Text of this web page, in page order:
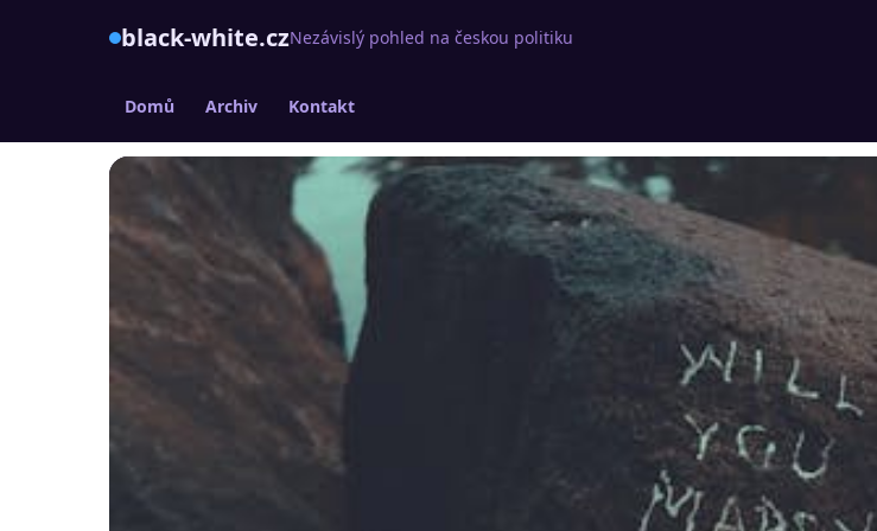
black-white.czNezávislý pohled na českou politiku
Domů Archiv Kontakt